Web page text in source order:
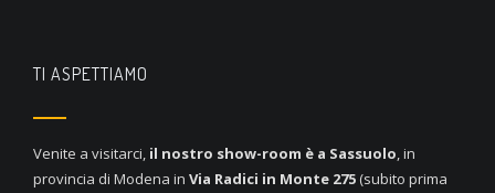
TI ASPETTIAMO
Venite a visitarci, il nostro show-room è a Sassuolo, in
provincia di Modena in Via Radici in Monte 275 (subito prima